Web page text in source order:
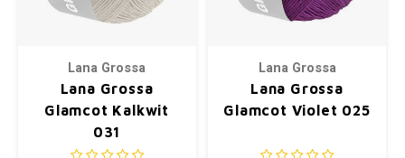
Lana Grossa
Lana Grossa
Glamcot Kalkwit
031
Lana Grossa
Lana Grossa
Glamcot Violet 025